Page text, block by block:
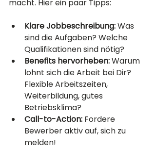
macht. Hier ein paar Tipps:
Klare Jobbeschreibung: Was
sind die Aufgaben? Welche
Qualifikationen sind nötig?
Benefits hervorheben: Warum
lohnt sich die Arbeit bei Dir?
Flexible Arbeitszeiten,
Weiterbildung, gutes
Betriebsklima?
Call-to-Action: Fordere
Bewerber aktiv auf, sich zu
melden!